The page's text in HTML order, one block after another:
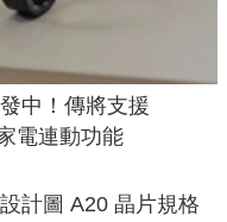
中！傳將支援
電連動功能
計圖 A20 晶片規格